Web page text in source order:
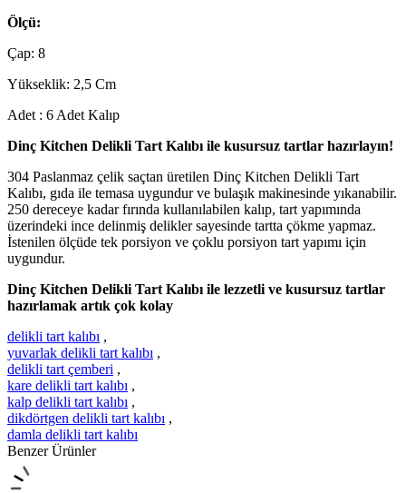
Ölçü:
Çap: 8
Yükseklik: 2,5 Cm
Adet : 6 Adet Kalıp
Dinç Kitchen Delikli Tart Kalıbı ile kusursuz tartlar hazırlayın!
304 Paslanmaz çelik saçtan üretilen Dinç Kitchen Delikli Tart
Kalıbı, gıda ile temasa uygundur ve bulaşık makinesinde yıkanabilir.
250 dereceye kadar fırında kullanılabilen kalıp, tart yapımında
üzerindeki ince delinmiş delikler sayesinde tartta çökme yapmaz.
İstenilen ölçüde tek porsiyon ve çoklu porsiyon tart yapımı için
uygundur.
Dinç Kitchen Delikli Tart Kalıbı ile lezzetli ve kusursuz tartlar
hazırlamak artık çok kolay
delikli tart kalıbı ,
yuvarlak delikli tart kalıbı ,
delikli tart çemberi ,
kare delikli tart kalıbı ,
kalp delikli tart kalıbı ,
dikdörtgen delikli tart kalıbı ,
damla delikli tart kalıbı
Benzer Ürünler